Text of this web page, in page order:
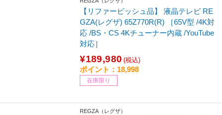
【リファービッシュ品】 液晶テレビ RE
GZA(レグザ) 65Z770R(R) ［65V型 /4K対
応 /BS・CS 4Kチューナー内蔵 /YouTube
対応］
¥189,980 (税込)
ポイント：18,998
在庫限り
REGZA（レグザ）